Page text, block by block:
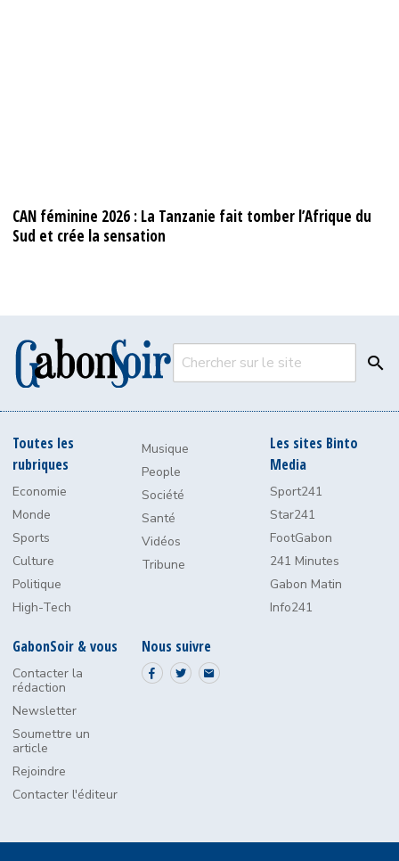
CAN féminine 2026 : La Tanzanie fait tomber l’Afrique du
Sud et crée la sensation
Chercher
Toutes les
rubriques
Economie
Monde
Sports
Culture
Politique
High-Tech
Musique
People
Société
Santé
Vidéos
Tribune
Les sites Binto
Media
Sport241
Star241
FootGabon
241 Minutes
Gabon Matin
Info241
GabonSoir & vous
Contacter la
rédaction
Newsletter
Soumettre un
article
Rejoindre
Contacter l'éditeur
Nous suivre